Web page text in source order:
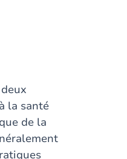
la santé
de la